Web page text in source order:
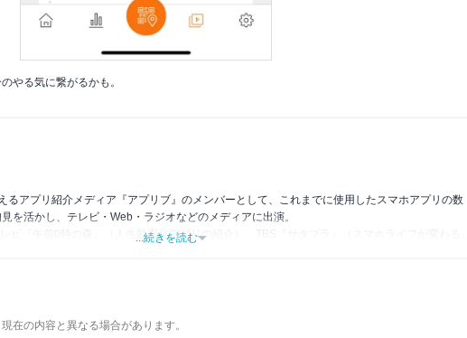
やる気に繋がるかも。
るアプリ紹介メディア『アプリブ』のメンバーとして、これまでに使用したスマホアプリの数
を活かし、テレビ・Web・ラジオなどのメディアに出演。
ビ『午前0時の森』（人生効率化アプリの紹介）、TBS『サタプラ』（スマホライフが変わる神
...続きを読む
在の内容と異なる場合があります。